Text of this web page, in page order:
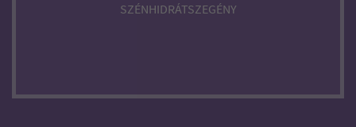
SZÉNHIDRÁTSZEGÉNY